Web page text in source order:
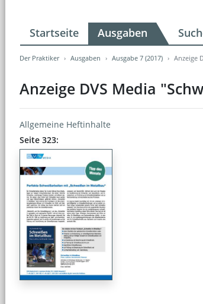
Startseite Ausgaben
Der Praktiker Ausgaben Ausgabe 7 (2017) Anzeige
Anzeige DVS Media
Allgemeine Heftinhalte
Seite 323: